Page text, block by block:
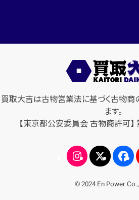
買取大吉は古物営業法に基づく古物商
ます。
【東京都公安委員会 古物商許可
© 2024 En Power